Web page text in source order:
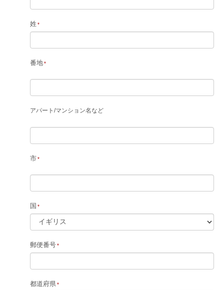
姓
番地
アパート /マンション名など
市
国
郵便番号
都道府県